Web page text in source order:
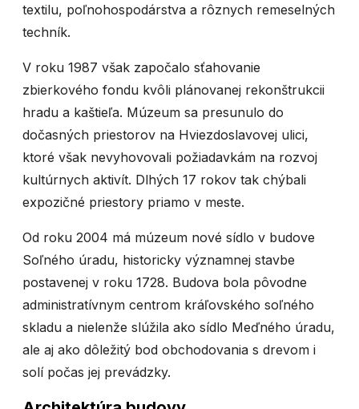
textilu, poľnohospodárstva a rôznych remeselných
techník.
V roku 1987 však započalo sťahovanie
zbierkového fondu kvôli plánovanej rekonštrukcii
hradu a kaštieľa. Múzeum sa presunulo do
dočasných priestorov na Hviezdoslavovej ulici,
ktoré však nevyhovovali požiadavkám na rozvoj
kultúrnych aktivít. Dlhých 17 rokov tak chýbali
expozičné priestory priamo v meste.
Od roku 2004 má múzeum nové sídlo v budove
Soľného úradu, historicky významnej stavbe
postavenej v roku 1728. Budova bola pôvodne
administratívnym centrom kráľovského soľného
skladu a nielenže slúžila ako sídlo Meďného úradu,
ale aj ako dôležitý bod obchodovania s drevom i
solí počas jej prevádzky.